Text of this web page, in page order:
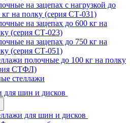
на зацепах с нагрузкой до
кг на полку (серия СТ-031)
на зацепах до 600 кг на
(серия СТ-023)
на зацепах до 750 кг на
(серия СТ-051)
полочные до 100 кг на полку
СТФЛ)
стеллажи
для шин и дисков
для шин и дисков